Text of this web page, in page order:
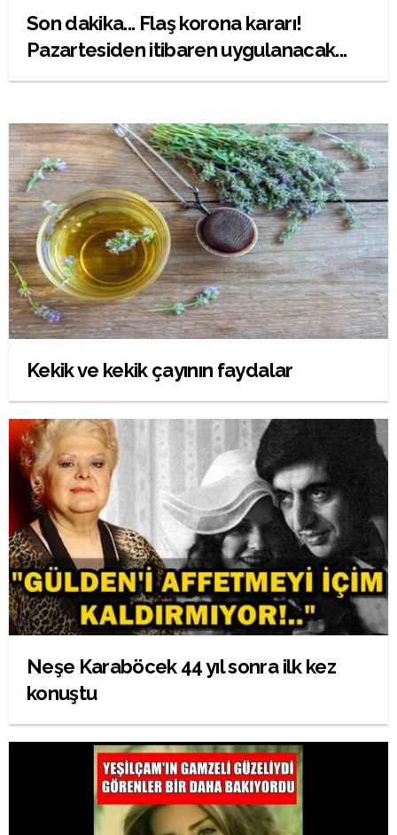
Son dakika... Flaş korona kararı!
Pazartesiden itibaren uygulanacak...
Kekik ve kekik çayının faydalar
Neşe Karaböcek 44 yıl sonra ilk kez
konuştu